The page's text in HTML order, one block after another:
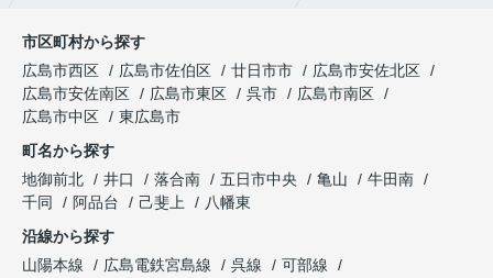
市区町村から探す
広島市西区
広島市佐伯区 廿日市市
広島市安佐北区
広島市安佐南区
広島市東区 呉市
広島市南区
広島市中区
東広島市
町名から探す
地御前北
井口 落合南 五日市中央 亀山
牛田南
千同
阿品台 己斐上
八幡東
沿線から探す
山陽本線
広島電鉄宮島線 呉線
可部線